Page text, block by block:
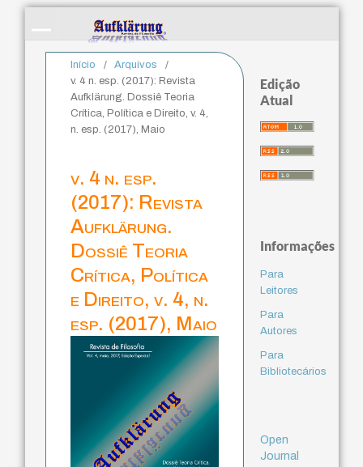
Início / Arquivos
/
v. 4 n. esp. (2017): Revista
Aufklärung. Dossiê Teoria
Crítica, Política e Direito, v. 4,
n. esp. (2017), Maio
v. 4 n. esp.
(2017): Revista
Aufklärung.
Dossiê Teoria
Crítica, Política
e Direito, v. 4, n.
esp. (2017), Maio
Edição
Atual
Informações
Para
Leitores
Para
Autores
Para
Bibliotecários
Open
Journal